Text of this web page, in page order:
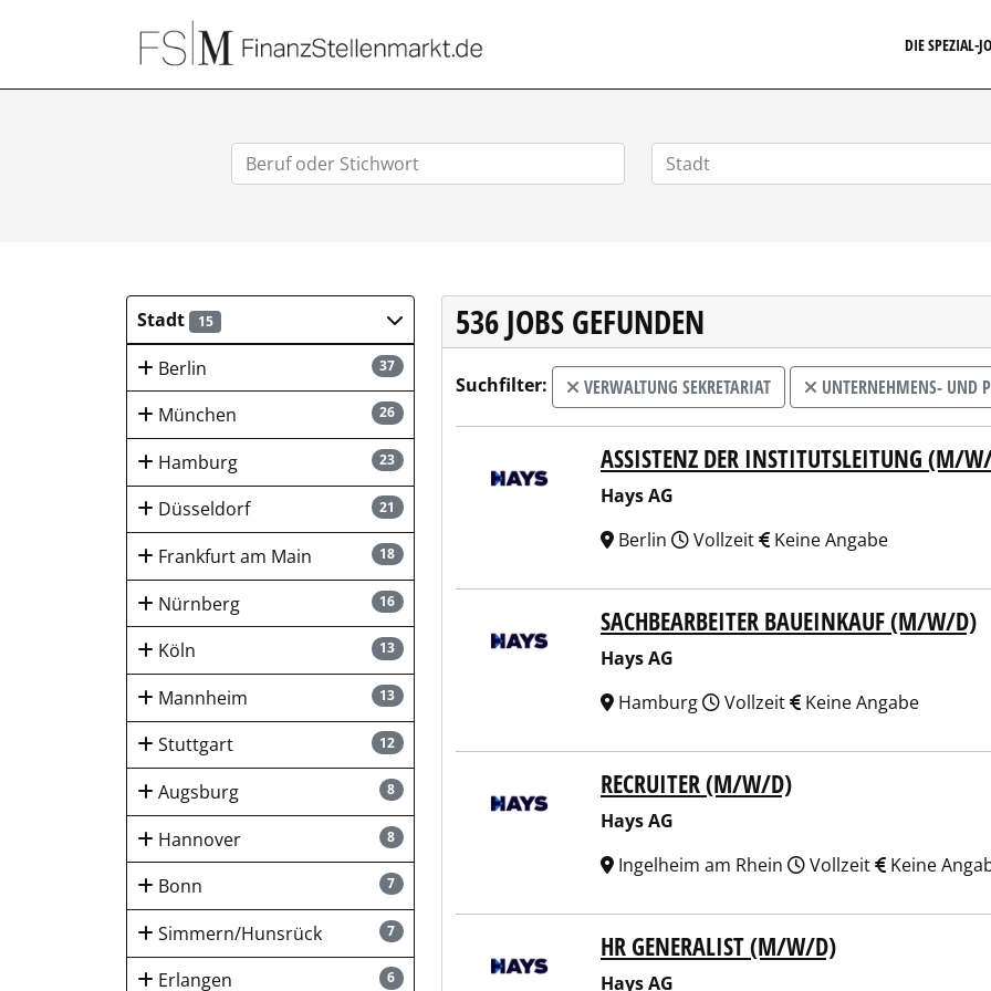
DIE SPEZIAL-
Stadt 15
37
Berlin
26
München
23
Hamburg
21
Düsseldorf
18
Frankfurt am Main
16
Nürnberg
13
Köln
13
Mannheim
12
Stuttgart
8
Augsburg
8
Hannover
7
Bonn
7
Simmern/Hunsrück
6
Erlangen
536 JOBS GEFUNDEN
Suchfilter: VERWALTUNG SEKRETARIAT UNTERNEHMENS- UND
ASSISTENZ DER INSTITUTSLEITUNG (M/
Hays AG
Berlin
Vollzeit Keine Angabe
SACHBEARBEITER BAUEINKAUF (M/W/D)
Hays AG
Hamburg
Vollzeit Keine Angabe
RECRUITER (M/W/D)
Hays AG
Ingelheim am Rhein
Vollzeit Keine
HR GENERALIST (M/W/D)
Hays AG